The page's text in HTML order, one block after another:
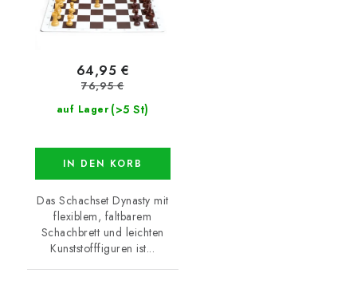
auf Lager (>5 St)
64,95 €
76,95 €
IN DEN KORB
Das Schachset Dynasty mit
flexiblem, faltbarem
Schachbrett und leichten
Kunststofffiguren ist...